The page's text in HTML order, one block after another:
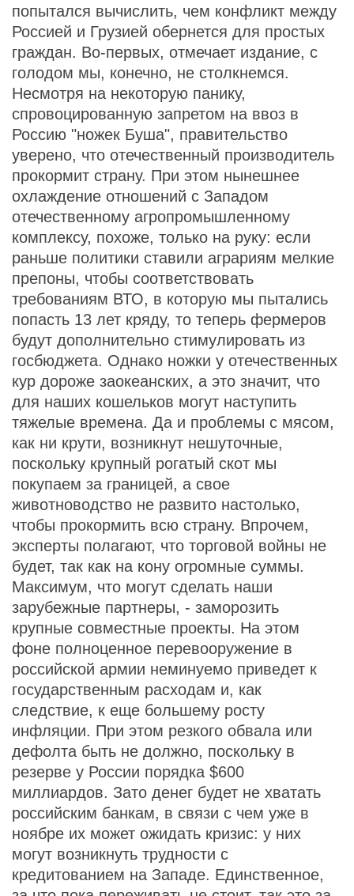
попытался вычислить, чем конфликт между
Россией и Грузией обернется для простых
граждан. Во-первых, отмечает издание, с
голодом мы, конечно, не столкнемся.
Несмотря на некоторую панику,
спровоцированную запретом на ввоз в
Россию "ножек Буша", правительство
уверено, что отечественный производитель
прокормит страну. При этом нынешнее
охлаждение отношений с Западом
отечественному агропромышленному
комплексу, похоже, только на руку: если
раньше политики ставили аграриям мелкие
препоны, чтобы соответствовать
требованиям ВТО, в которую мы пытались
попасть 13 лет кряду, то теперь фермеров
будут дополнительно стимулировать из
госбюджета. Однако ножки у отечественных
кур дороже заокеанских, а это значит, что
для наших кошельков могут наступить
тяжелые времена. Да и проблемы с мясом,
как ни крути, возникнут нешуточные,
поскольку крупный рогатый скот мы
покупаем за границей, а свое
животноводство не развито настолько,
чтобы прокормить всю страну. Впрочем,
эксперты полагают, что торговой войны не
будет, так как на кону огромные суммы.
Максимум, что могут сделать наши
зарубежные партнеры, - заморозить
крупные совместные проекты. На этом
фоне полноценное перевооружение в
российской армии неминуемо приведет к
государственным расходам и, как
следствие, к еще большему росту
инфляции. При этом резкого обвала или
дефолта быть не должно, поскольку в
резерве у России порядка $600
миллиардов. Зато денег будет не хватать
российским банкам, в связи с чем уже в
ноябре их может ожидать кризис: у них
могут возникнуть трудности с
кредитованием на Западе. Единственное,